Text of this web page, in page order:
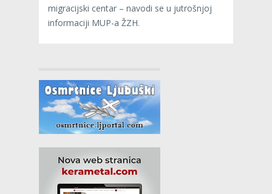
migracijski centar – navodi se u jutrošnjoj
informaciji MUP-a ŽZH.